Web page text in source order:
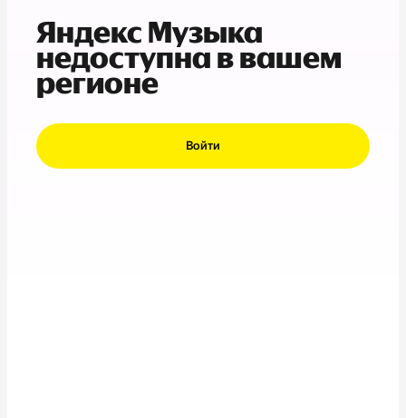
Яндекс Музыка
недоступна в вашем
регионе
Войти